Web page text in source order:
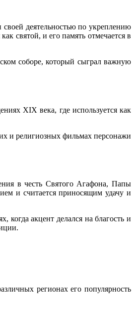
деятельностью по укреплению
святой, и его память отмечается в
соборе, который сыграл важную
XIX века, где используется как
и религиозных фильмах персонажи
в честь Святого Агафона, Папы
и считается приносящим удачу и
когда акцент делался на благость и
регионах его популярность